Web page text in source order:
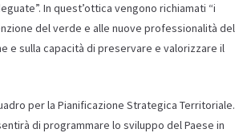
In quest’ottica vengono richiamati “i
del verde e alle nuove professionalità del
e sulla capacità di preservare e valorizzare il
per la Pianificazione Strategica Territoriale.
di programmare lo sviluppo del Paese in